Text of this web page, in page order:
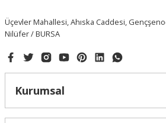
Üçevler Mahallesi, Ahıska Caddesi,
Nilüfer / BURSA
Kurumsal